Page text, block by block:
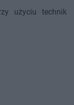
użyciu technik